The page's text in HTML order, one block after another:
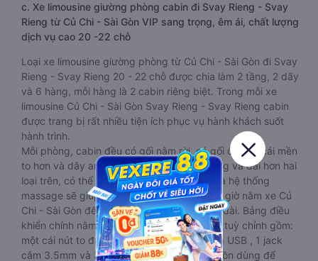
c. Xe limousine giường phòng cabin đi Svay Rieng - Svay
Rieng từ Củ Chi - Sài Gòn VIP sang trọng, êm ái, chất lượng
dịch vụ cao 20 -22 chỗ
Loại xe limousine giường phòng từ Củ Chi - Sài Gòn đi Svay
Rieng - Svay Rieng 20 - 22 chỗ được chia làm 2 tầng, 2 dãy
và 6 hàng, mỗi hàng là 2 cabin riêng biệt. Trong mỗi xe
limousine Củ Chi - Sài Gòn Svay Rieng - Svay Rieng cabin
được trang bị rất nhiều tiện ích phục vụ hành khách suốt
hành trình.
Mỗi phòng, cabin đều có gối nằm rời, có gối ôm, có cái mền
to hơn và dây an toàn seat belt. Giường rộng và dài hơn hai
loại trên, có thể lăn lộn thoải mái. Đặc biệt là hệ thống
massage sẽ giúp bạn thư giãn trong những giờ nằm xe Củ
Chi - Sài Gòn đến Svay Rieng - Svay Rieng dài. Bảng điều
khiển chính nằm ngay cạnh đầu để tiện tay tuỳ chỉnh gồm:
một cái nút to đùng để gọi tiếp viên, 2 cổng USB , 1 jack
cắm 3.5mm và 3 cái nút có biểu tượng nguồn dùng để